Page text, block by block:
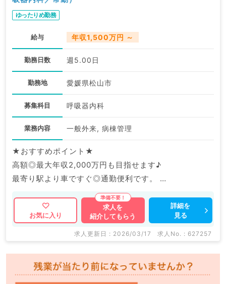
ゆったりめ勤務
給与 年収1,500万円 ～
勤務日数 週5.00日
勤務地 愛媛県松山市
募集科目 呼吸器内科
業務内容 一般外来, 病棟管理
★おすすめポイント★
高額◎最大年収2,000万円も目指せます♪
最寄り駅より車ですぐ◎通勤便利です。
マイナビDOCTORでは病院やクリニックなどの医療機
関求人はもちろんのこと、
掲載情報以外にも産業医等の企業系求人も多数扱ってい
求人内容の詳細等はお気軽にお問合せ下さい。
お気に入り
求人を
紹介してもらう
詳細を
見る
求人更新日 : 2026/03/17 求人No. : 627257